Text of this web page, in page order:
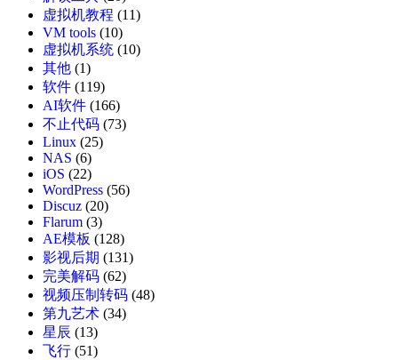
虚拟机教程 (11)
VM tools (10)
虚拟机系统 (10)
其他 (1)
软件 (119)
AI软件 (166)
不止代码 (73)
Linux (25)
NAS (6)
iOS (22)
WordPress (56)
Discuz (20)
Flarum (3)
AE模板 (128)
影视后期 (131)
完美解码 (62)
视频压制转码 (48)
第九艺术 (34)
星辰 (13)
飞行 (51)